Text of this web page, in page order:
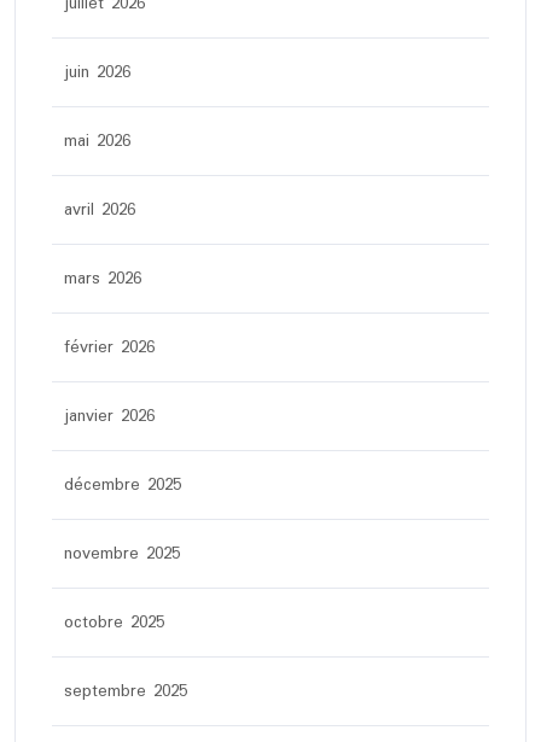
juin 2026
mai 2026
avril 2026
mars 2026
février 2026
janvier 2026
décembre 2025
novembre 2025
octobre 2025
septembre 2025